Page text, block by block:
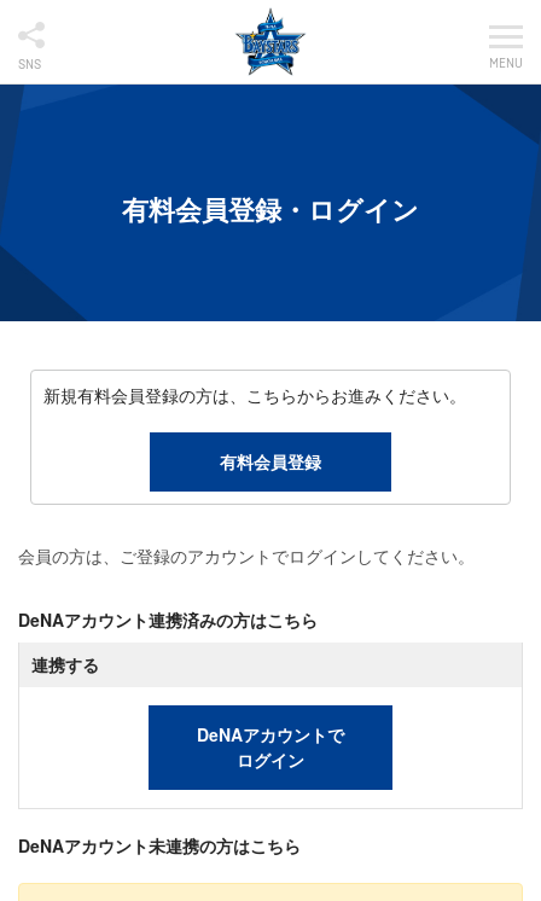
SNS MENU
有料会員登録・ログイン
新規有料会員登録の方は、こちらからお進みください。
有料会員登録
会員の方は、ご登録のアカウントでログインしてください。
DeNAアカウント連携済みの方はこちら
連携する
DeNAアカウントで
ログイン
DeNAアカウント未連携の方はこちら